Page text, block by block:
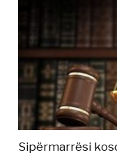
Sipërmarrësi